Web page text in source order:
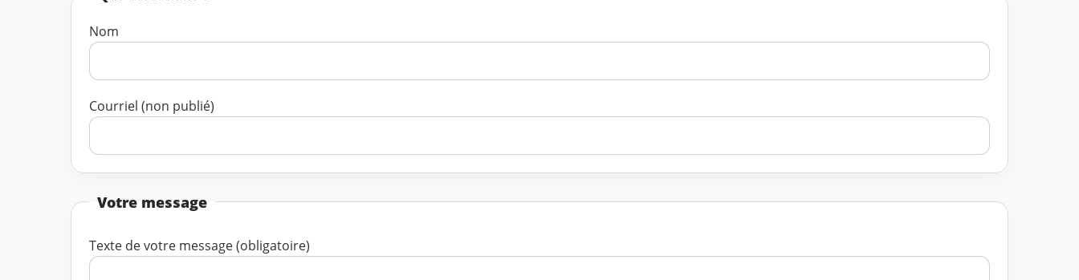
Nom
Courriel (non publié)
Votre message
Texte de votre message (obligatoire)